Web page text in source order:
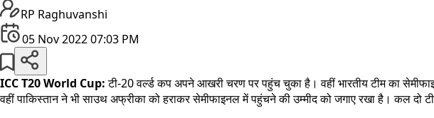
RP Raghuvanshi
05 Nov 2022 07:03 PM
ICC T20 World Cup:टी-20 वर्ल्ड कप अपने आखरी चरण पर पहुंच चुका है। वहीं भारतीय टीम का
वहीं पाकिस्तान ने भी साउथ अफ्रीका को हराकर सेमीफाइनल में पहुंचने की उम्मीद को जगाए रखा है। कल दो